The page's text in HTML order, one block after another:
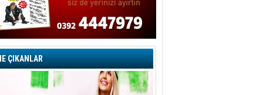
ÇIKANLAR